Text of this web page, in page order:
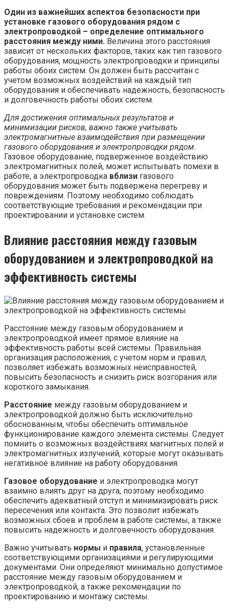
Один из важнейших аспектов безопасности при
установке газового оборудования рядом с
электропроводкой – определение оптимального
расстояния между ними. Величина этого расстояния
зависит от нескольких факторов, таких как тип газового
оборудования, мощность электропроводки и принципы
работы обоих систем. Он должен быть рассчитан с
учетом возможных воздействий на каждый тип
оборудования и обеспечивать надежность, безопасность
и долговечность работы обоих систем.
Для достижения оптимальных результатов и
минимизации рисков, важно также учитывать
электромагнитные взаимодействия при размещении
газового оборудования и электропроводки рядом.
Газовое оборудование, подверженное воздействию
электромагнитных полей, может испытывать помехи в
работе, а электропроводка вблизи газового
оборудования может быть подвержена перегреву и
повреждениям. Поэтому необходимо соблюдать
соответствующие требования и рекомендации при
проектировании и установке систем.
Влияние расстояния между газовым
оборудованием и электропроводкой на
эффективность системы
Расстояние между газовым оборудованием и
электропроводкой имеет прямое влияние на
эффективность работы всей системы. Правильная
организация расположения, с учетом норм и правил,
позволяет избежать возможных неисправностей,
повысить безопасность и снизить риск возгорания или
короткого замыкания.
Расстояние между газовым оборудованием и
электропроводкой должно быть исключительно
обоснованным, чтобы обеспечить оптимальное
функционирование каждого элемента системы. Следует
помнить о возможных воздействиях магнитных полей и
электромагнитных излучений, которые могут оказывать
негативное влияние на работу оборудования.
Газовое оборудование и электропроводка могут
взаимно влиять друг на друга, поэтому необходимо
обеспечить адекватный отступ и минимизировать риск
пересечения или контакта. Это позволит избежать
возможных сбоев и проблем в работе системы, а также
повысить надежность и долговечность оборудования.
Важно учитывать нормы и правила, установленные
соответствующими организациями и регулирующими
документами. Они определяют минимально допустимое
расстояние между газовым оборудованием и
электропроводкой, а также рекомендации по
проектированию и монтажу системы.